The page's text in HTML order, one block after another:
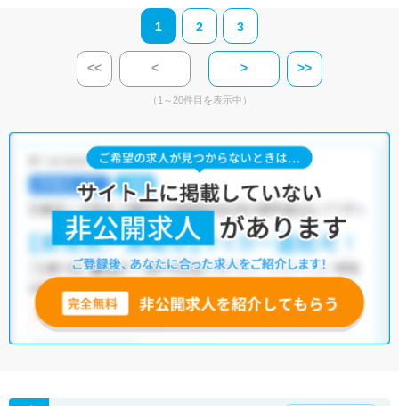
1 2 3
<< < > >>
（1～20件目を表示中）